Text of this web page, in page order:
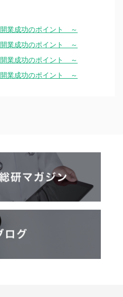
業成功のポイント ～
業成功のポイント ～
業成功のポイント ～
業成功のポイント ～